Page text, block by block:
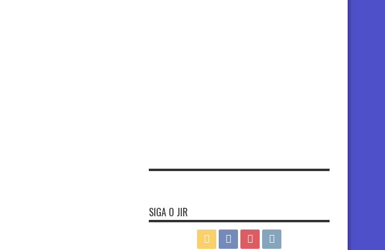
SIGA O JIR